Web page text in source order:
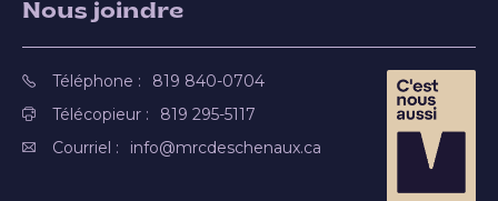
Nous joindre
Téléphone :
819 840-0704
Télécopieur :
819 295-5117
Courriel :
info@mrcdeschenaux.ca